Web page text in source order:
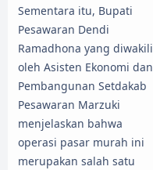
Sementara itu, Bupati
Pesawaran Dendi
Ramadhona yang diwakili
oleh Asisten Ekonomi dan
Pembangunan Setdakab
Pesawaran Marzuki
menjelaskan bahwa
operasi pasar murah ini
merupakan salah satu